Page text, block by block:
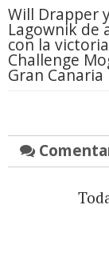
Will Drapper
Lagownik de
con la
Challenge
Gran Canaria